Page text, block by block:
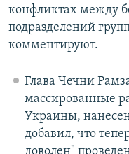
конфликтах между
подразделений
комментируют.
Глава Чечни
массированные
Украины,
добавил, что